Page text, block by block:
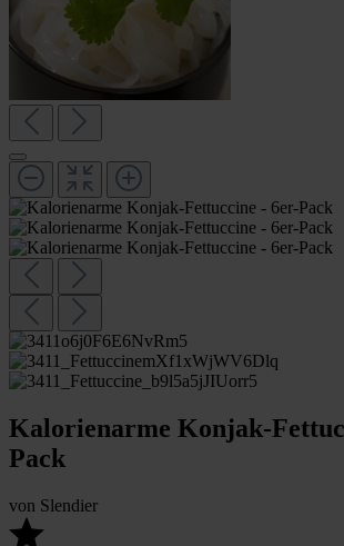
Kalorienarme Konjak-
Pack
von Slendier